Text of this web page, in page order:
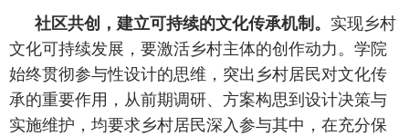
社区共创，建立可持续的文化传承机制。 实现乡村
文化可持续发展，要激活乡村主体的创作动力。学院
始终贯彻参与性设计的思维，突出乡村居民对文化传
承的重要作用，从前期调研、方案构思到设计决策与
实施维护，均要求乡村居民深入参与其中，在充分保